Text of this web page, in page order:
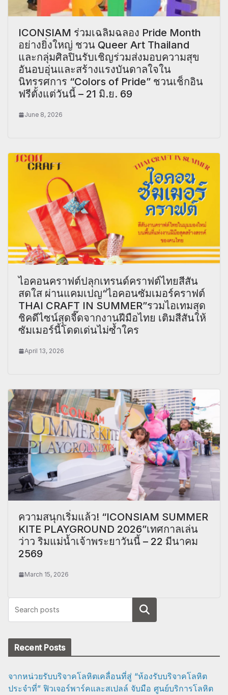
ICONSIAM ร่วมเฉลิมฉลอง Pride Month
อย่างยิ่งใหญ่ ชวน Queer Art Thailand
และกลุ่มศิลปินรับเชิญร่วมส่งมอบความสุข
อันอบอุ่นและสร้างแรงบันดาลใจใน
นิทรรศการ “Colors of Pride” ชวนเช็กอิน
ฟรีตั้งแต่วันนี้ – 21 มิ.ย. 69
June 8, 2026
ไอคอนคราฟต์ปลุกเทรนด์คราฟต์ไทยสีสัน
สดใส ผ่านแคมเปญ“ไอคอนซัมเมอร์คราฟต์
THAI CRAFT IN SUMMER”รวมไอเทมสุด
ชิคดีไซน์สุดจี๊ดจากงานฝีมือไทย เติมสีสันให้
ซัมเมอร์นี้โดดเด่นไม่ซ้ำใคร
April 13, 2026
ความสนุกเริ่มแล้ว! “ICONSIAM SUMMER
KITE PLAYGROUND 2026”เทศกาลเล่น
ว่าว ริมแม่น้ำเจ้าพระยาวันนี้ – 22 มีนาคม
2569
March 15, 2026
Search
Recent Posts
จากหน่วยรับบริจาคโลหิตเคลื่อนที่สู่ “ห้องรับบริจาคโลหิต
ประจำที่” ฟิวเจอร์พาร์คและสเปลล์ จับมือ ศูนย์บริการโลหิต